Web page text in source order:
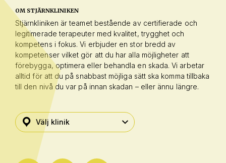
OM STJÄRNKLINIKEN
Stjärnkliniken är teamet bestående av certifierade och
legitimerade terapeuter med kvalitet, trygghet och
kompetens i fokus. Vi erbjuder en stor bredd av
kompetenser vilket gör att du har alla möjligheter att
förebygga, optimera eller behandla en skada. Vi arbetar
alltid för att du på snabbast möjliga sätt ska komma tillbaka
till den nivå du var på innan skadan – eller ännu längre.